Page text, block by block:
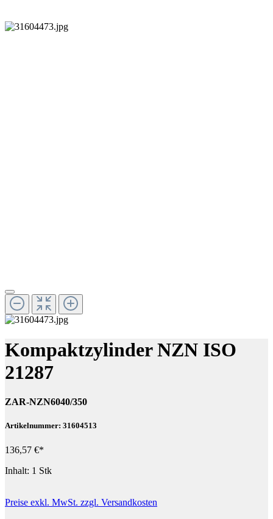
Kompaktzylinder NZN ISO
21287
ZAR-NZN6040/350
Artikelnummer: 31604513
136,57 €*
Inhalt: 1 Stk
Preise exkl. MwSt. zzgl. Versandkosten